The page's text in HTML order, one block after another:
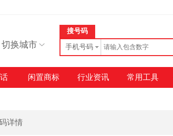
切换城市
搜号码
手机号码
闲置商标 行业资讯 常用工具
详情